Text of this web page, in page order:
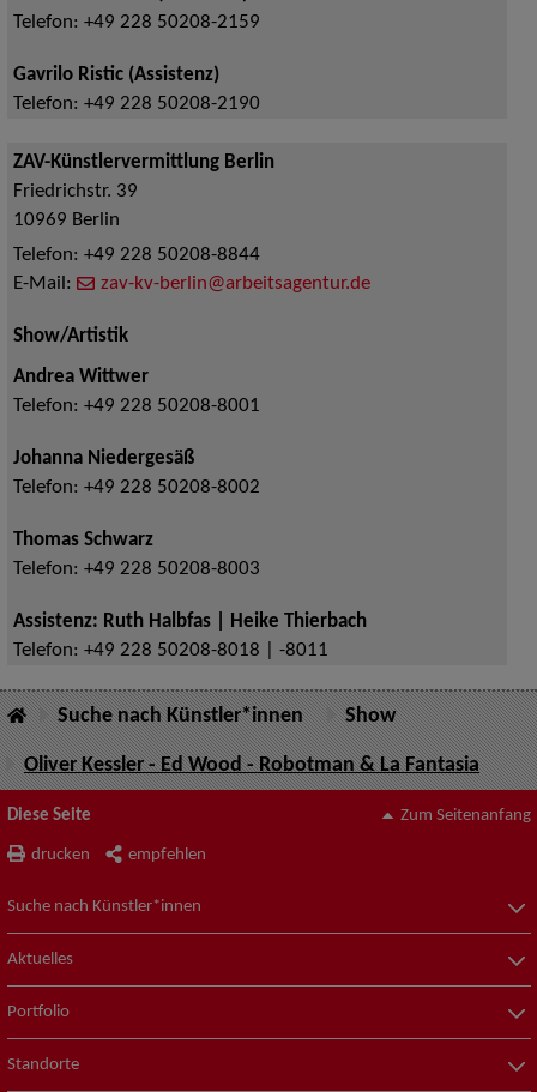
Telefon: +49 228 50208-2159
Gavrilo Ristic (Assistenz)
Telefon: +49 228 50208-2190
ZAV-Künstlervermittlung Berlin
Friedrichstr. 39
10969 Berlin
Telefon: +49 228 50208-8844
E-Mail:
zav-kv-berlin@arbeitsagentur.de
Show/Artistik
Andrea Wittwer
Telefon: +49 228 50208-8001
Johanna Niedergesäß
Telefon: +49 228 50208-8002
Thomas Schwarz
Telefon: +49 228 50208-8003
Assistenz: Ruth Halbfas | Heike Thierbach
Telefon: +49 228 50208-8018 | -8011
Suche nach Künstler*innen Show
Oliver Kessler - Ed Wood - Robotman & La Fantasia
Diese Seite
drucken empfehlen
Zum Seitenanfang
Suche nach Künstler*innen
Aktuelles
Portfolio
Standorte